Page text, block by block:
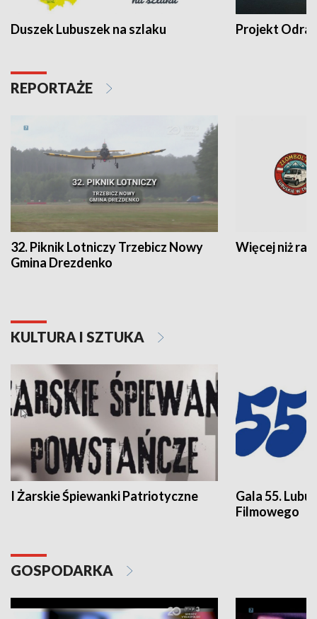
Duszek Lubuszek na szlaku Projekt Odra
REPORTAŻE
32. Piknik Lotniczy Trzebicz Nowy
Gmina Drezdenko
Więcej niż rajd
KULTURA I SZTUKA
I Żarskie Śpiewanki Patriotyczne
Gala 55.
Filmowego
GOSPODARKA